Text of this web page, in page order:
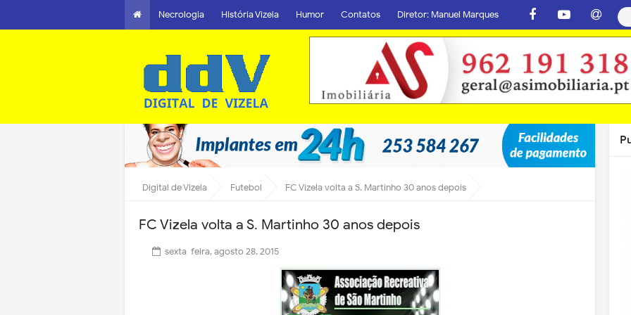
Necrologia História Vizela Humor Contatos Diretor: Manuel Marques
Digital de Vizela Futebol FC Vizela volta a S. Martinho 30 anos depois
FC Vizela volta a S. Martinho 30 anos depois
sexta-feira, agosto 28, 2015